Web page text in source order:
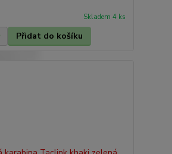
Skladem 4 ks
Přidat do košíku